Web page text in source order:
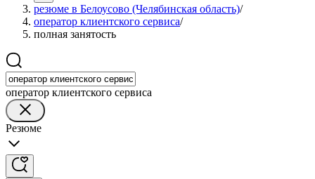
резюме в Белоусово (Челябинская область)/
оператор клиентского сервиса/
полная занятость
оператор клиентского сервиса
Резюме